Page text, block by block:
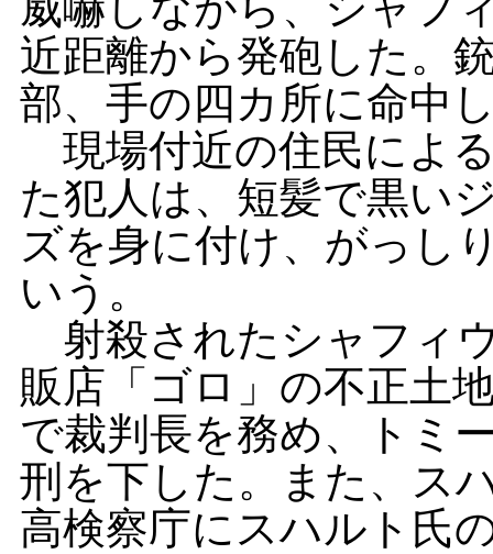
近距離から発砲した。
部、手の四カ所に命中
現場付近の住民によ
た犯人は、短髪で黒い
ズを身に付け、がっし
いう。
射殺されたシャフィ
販店「ゴロ」の不正土
で裁判長を務め、トミ
刑を下した。また、ス
高検察庁にスハルト氏